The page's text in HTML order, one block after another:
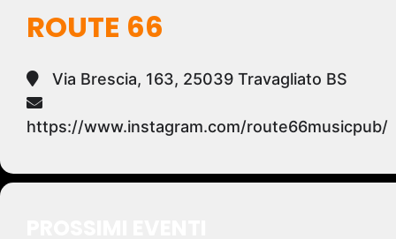
ROUTE 66
Via Brescia, 163, 25039 Travagliato BS
https://www.instagram.com/route66musicpub/